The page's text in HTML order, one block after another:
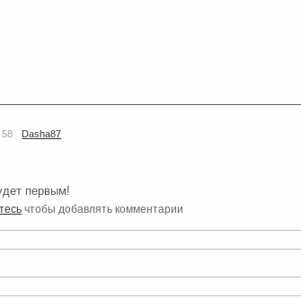
58 Dasha87
первым!
чтобы добавлять комментарии